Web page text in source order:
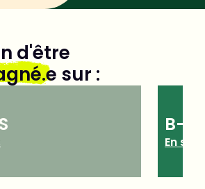
d'être
sur :
B-
En